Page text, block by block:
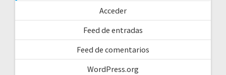
Acceder
Feed de entradas
Feed de comentarios
WordPress.org